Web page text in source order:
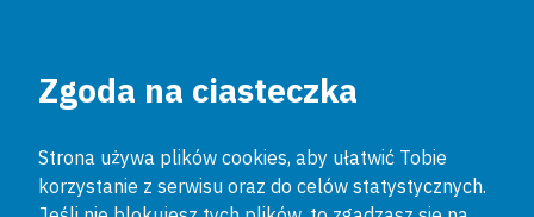
Zgoda na ciasteczka
Strona używa plików cookies, aby ułatwić Tobie
korzystanie z serwisu oraz do celów statystycznych.